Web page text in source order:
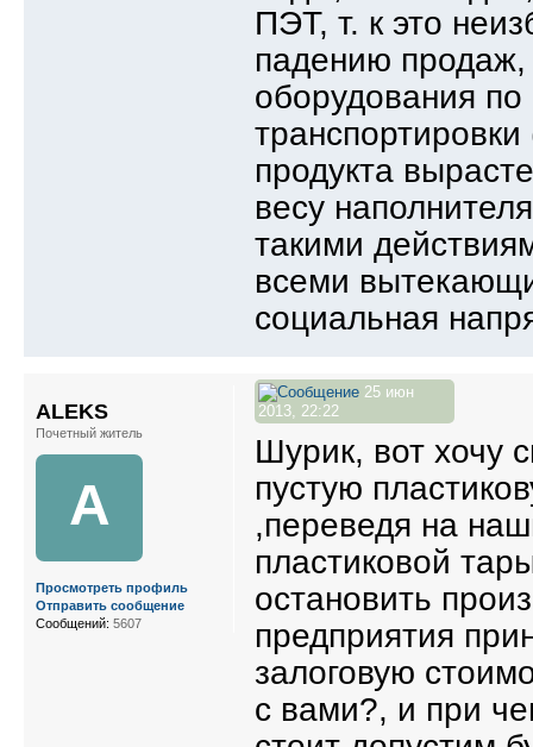
ПЭТ, т. к это
падению продаж,
оборудования по
транспортировки
продукта
весу
такими
всеми
социальная
25 июн
2013, 22:22
Шурик, вот хочу
пустую
,переведя на
пластиковой
остановить
предприятия
залоговую
с вами?, и при
ALEKS
Почетный житель
A
Просмотреть профиль
Отправить сообщение
Сообщений: 5607